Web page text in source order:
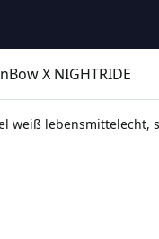
X NIGHTRIDE
weiß